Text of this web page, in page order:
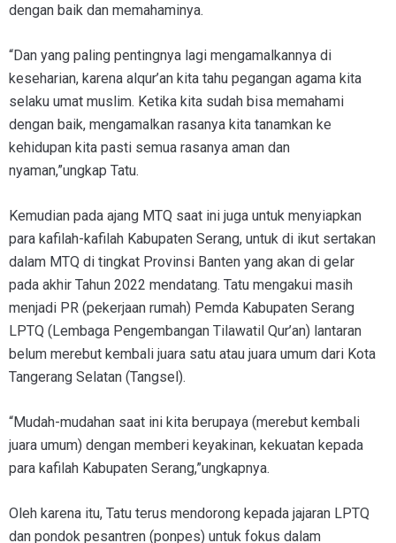
dengan baik dan memahaminya.
“Dan yang paling pentingnya lagi mengamalkannya di
keseharian, karena alqur’an kita tahu pegangan agama kita
selaku umat muslim. Ketika kita sudah bisa memahami
dengan baik, mengamalkan rasanya kita tanamkan ke
kehidupan kita pasti semua rasanya aman dan
nyaman,”ungkap Tatu.
Kemudian pada ajang MTQ saat ini juga untuk menyiapkan
para kafilah-kafilah Kabupaten Serang, untuk di ikut sertakan
dalam MTQ di tingkat Provinsi Banten yang akan di gelar
pada akhir Tahun 2022 mendatang. Tatu mengakui masih
menjadi PR (pekerjaan rumah) Pemda Kabupaten Serang
LPTQ (Lembaga Pengembangan Tilawatil Qur’an) lantaran
belum merebut kembali juara satu atau juara umum dari Kota
Tangerang Selatan (Tangsel).
“Mudah-mudahan saat ini kita berupaya (merebut kembali
juara umum) dengan memberi keyakinan, kekuatan kepada
para kafilah Kabupaten Serang,”ungkapnya.
Oleh karena itu, Tatu terus mendorong kepada jajaran LPTQ
dan pondok pesantren (ponpes) untuk fokus dalam